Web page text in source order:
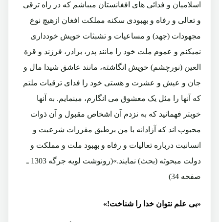
اسلامیان و فدائی های افغانستان میباشم که در راه ترقی
و تعالی و رفاه و بهبودی سکنه مملکت افغان ازهیچ نوع
مجهودات (جهد) و مساعیات و تشبثات خویش خودداری
نمیکنم و عموم ملت خود را مانند پدر، برادر، فرزند و قرة
العین (نورچشم) خویش انگاشته، مانند عاشق شیدا مال و
جان و عیش و عشرت و هستی خود را فدای ترقیات ملتم
که آنها را مثل یک معشوق می انگارم، مینمایم. به آنها
خوبتر فهمانید که به نزدم آن اشخاص مقبول و آن ذوات
محبوب اند که آزادانه با من برطبق مقررات شرعیت و
انسانیت درباره تعالیات و رفاه و بهبود ملت و مملکت و
دولت مبحوثه (بحث) نمایند.»(رونوشت لویه جرگه 1303 ـ
صفحه 34)
«بی علم نتوان خدا را شناخت!»